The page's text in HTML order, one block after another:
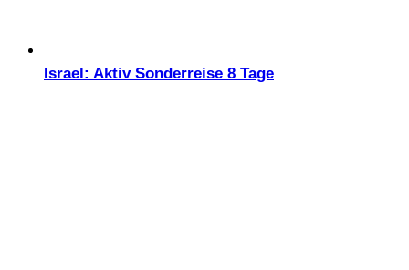
Israel: Aktiv Sonderreise 8 Tage